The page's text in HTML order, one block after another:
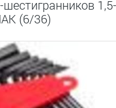
(6/36)